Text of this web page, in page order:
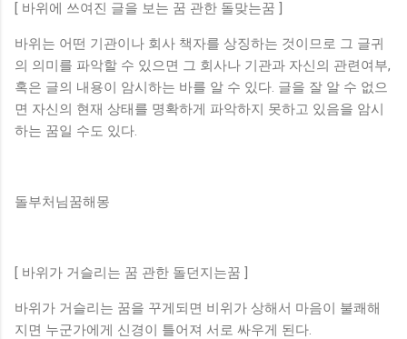
[ 바위에 쓰여진 글을 보는 꿈 관한 돌맞는꿈 ]
바위는 어떤 기관이나 회사 책자를 상징하는 것이므로 그 글귀
의 의미를 파악할 수 있으면 그 회사나 기관과 자신의 관련여부,
혹은 글의 내용이 암시하는 바를 알 수 있다. 글을 잘 알 수 없으
면 자신의 현재 상태를 명확하게 파악하지 못하고 있음을 암시
하는 꿈일 수도 있다.
돌부처님꿈해몽
[ 바위가 거슬리는 꿈 관한 돌던지는꿈 ]
바위가 거슬리는 꿈을 꾸게되면 비위가 상해서 마음이 불쾌해
지면 누군가에게 신경이 틀어져 서로 싸우게 된다.